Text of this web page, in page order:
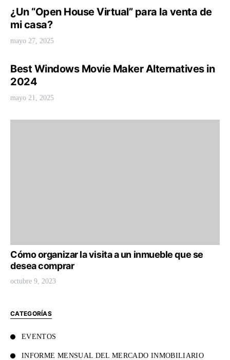
¿Un “Open House Virtual” para la venta de
mi casa?
mayo 27, 2025
Best Windows Movie Maker Alternatives in
2024
mayo 21, 2025
Cómo organizar la visita a un inmueble que se
desea comprar
octubre 9, 2023
CATEGORÍAS
EVENTOS
INFORME MENSUAL DEL MERCADO INMOBILIARIO